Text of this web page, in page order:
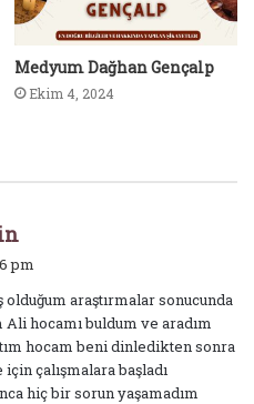
Medyum Dağhan Gençalp
Ekim 4, 2024
i
k
i
:
pm
olduğum araştırmalar sonucunda
hocamı buldum ve aradım
hocam beni dinledikten sonra
çalışmalara başladı
hiç bir sorun yaşamadım